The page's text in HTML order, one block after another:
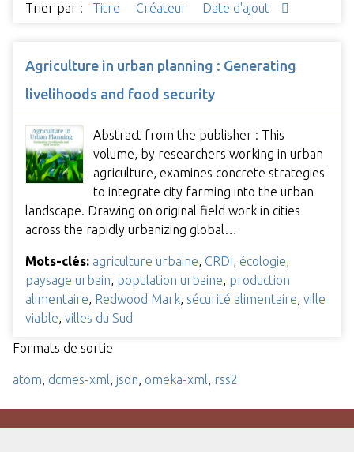
Trier par : Titre Créateur Date d'ajout
Agriculture in urban planning : Generating
livelihoods and food security
Abstract from the publisher : This
volume, by researchers working in urban
agriculture, examines concrete strategies
to integrate city farming into the urban
landscape. Drawing on original field work in cities
across the rapidly urbanizing global…
Mots-clés: agriculture urbaine CRDI écologie
paysage urbain population urbaine production
alimentaire Redwood Mark sécurité alimentaire ville
viable villes du Sud
Formats de sortie
atom dcmes-xml json omeka-xml rss2